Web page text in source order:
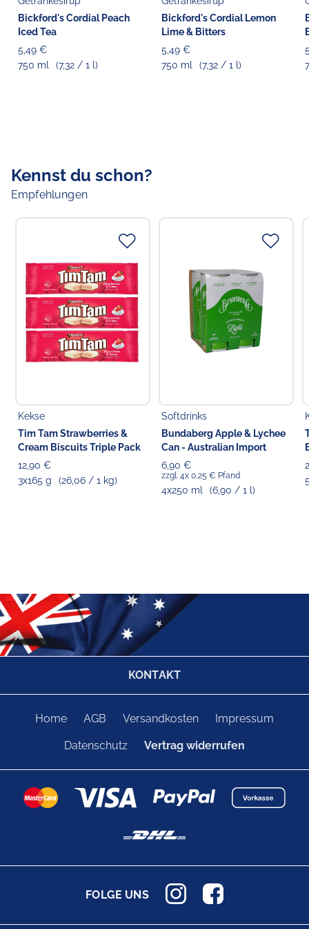
Verantwortlicher Lebensmittelunternehmer
Choppy's Food & Non-Food GmbH
Koldingstr. 1B
22769 Hamburg
Bickford's Cordial Peach
Iced Tea
5,49 €
750 ml
(7,32 / 1 l)
Bickford's Cordial Lemon
Lime & Bitters
5,49 €
750 ml
(7,32 / 1 l)
Kennst du schon?
Empfehlungen
Kekse
Tim Tam Strawberries &
Cream Biscuits Triple Pack
12,90 €
3x165 g
(26,06 / 1 kg)
Softdrinks
Bundaberg Apple & Lychee
Can - Australian Import
6,90 €
zzgl. 4x 0,25 € Pfand
4x250 ml (6,90 / 1 l)
KONTAKT
Home AGB Versandkosten Impressum
Datenschutz Vertrag widerrufen
FOLGE UNS